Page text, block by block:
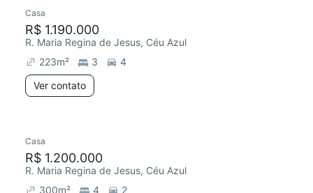
Casa
R$ 1.190.000
R. Maria Regina de Jesus, Céu Azul
223m² 3
4
Ver contato
Casa
R$ 1.200.000
R. Maria Regina de Jesus, Céu Azul
300m² 4 2